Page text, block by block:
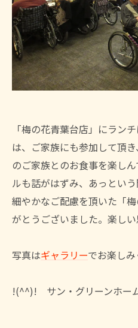
「梅の花青葉台店」にラン
は、ご家族にも参加して頂
のご家族とのお食事を楽し
ルも話がはずみ、あっとい
細やかなご配慮を頂いた「
がとうございました。楽しい
写真はギャラリーでお楽しみ
!(^^)! サン・グリーンホー